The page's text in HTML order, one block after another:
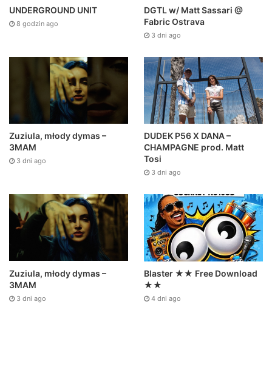
UNDERGROUND UNIT
8 godzin ago
DGTL w/ Matt Sassari @
Fabric Ostrava
3 dni ago
Zuziula, młody dymas –
3MAM
3 dni ago
DUDEK P56 X DANA –
CHAMPAGNE prod. Matt
Tosi
3 dni ago
Zuziula, młody dymas –
3MAM
3 dni ago
Blaster ★★ Free Download
★★
4 dni ago